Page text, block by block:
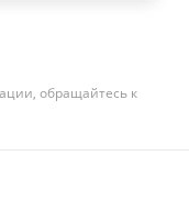
обращайтесь к